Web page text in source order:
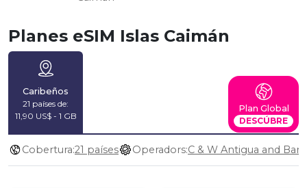
Planes eSIM Islas Caimán
Caribeños
21 países de:
11,90 US$ - 1 GB
Plan Global
DESCÚBRE
Cobertura:21 países Operadors: